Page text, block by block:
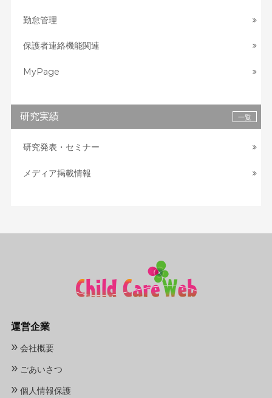
勤怠管理
保護者連絡機能関連
MyPage
研究実績 一覧
研究発表・セミナー
メディア掲載情報
運営企業
» 会社概要
» ごあいさつ
» 個人情報保護